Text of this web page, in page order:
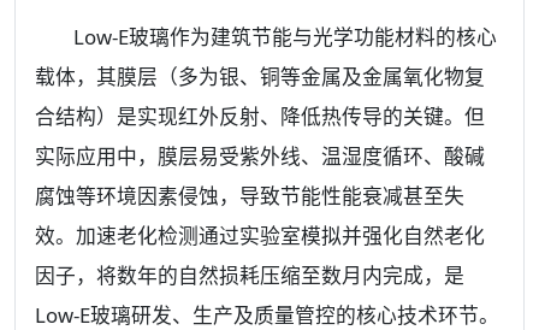
Low-E玻璃作为建筑节能与光学功能材料的核心
载体，其膜层（多为银、铜等金属及金属氧化物复
合结构）是实现红外反射、降低热传导的关键。但
实际应用中，膜层易受紫外线、温湿度循环、酸碱
腐蚀等环境因素侵蚀，导致节能性能衰减甚至失
效。加速老化检测通过实验室模拟并强化自然老化
因子，将数年的自然损耗压缩至数月内完成，是
Low-E玻璃研发、生产及质量管控的核心技术环节。